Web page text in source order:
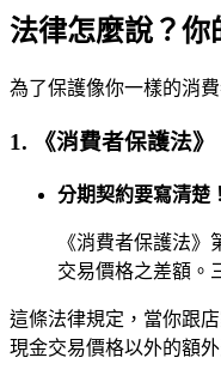
法律怎麼說？你
為了保護像你一樣的消
1. 《消費者保護法
分期契約要寫清楚！
《消費者保護法
交易價格之差額。
這條法律規定，當你跟
現金交易價格以外的額